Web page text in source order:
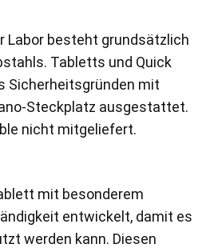
Labor besteht grundsätzlich
Tabletts und Quick
Sicherheitsgründen mit
Steckplatz ausgestattet.
nicht mitgeliefert.
mit besonderem
entwickelt, damit es
werden kann. Diesen